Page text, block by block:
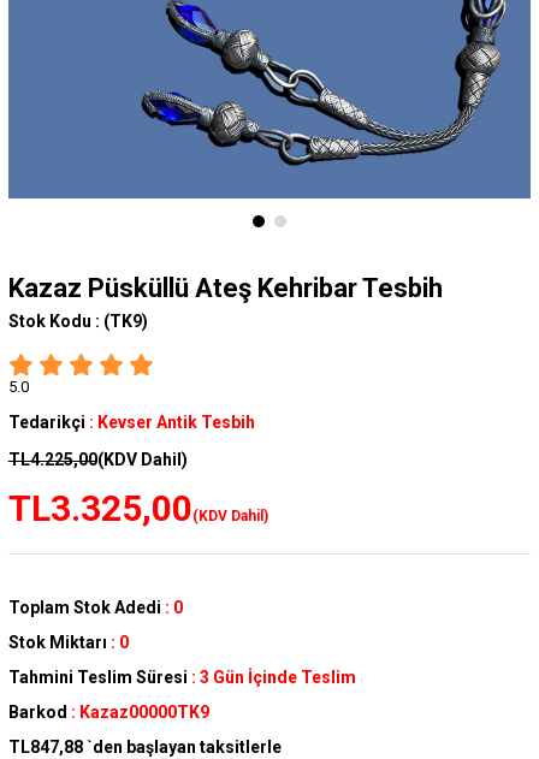
Kazaz Püsküllü Ateş Kehribar Tesbih
Stok Kodu : (TK9)
5.0
Tedarikçi : Kevser Antik Tesbih
TL4.225,00(KDV Dahil)
TL3.325,00(KDV Dahil)
Toplam Stok Adedi : 0
Stok Miktarı : 0
Tahmini Teslim Süresi : 3 Gün İçinde Teslim
Barkod : Kazaz00000TK9
TL847,88 `den başlayan taksitlerle